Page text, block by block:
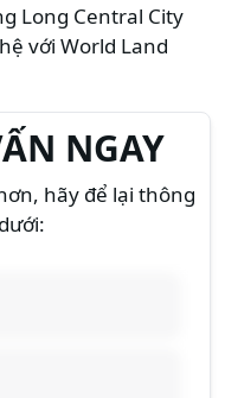
Long Central City
với World Land
NGAY
hãy để lại thông